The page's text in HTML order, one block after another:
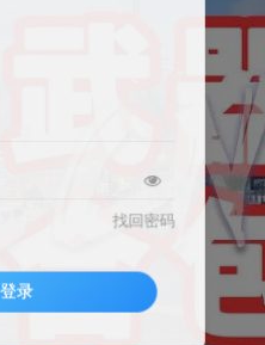
找回密码
登录